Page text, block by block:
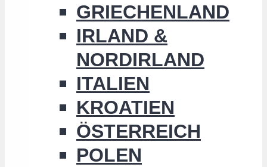
GRIECHENLAND
IRLAND &
NORDIRLAND
ITALIEN
KROATIEN
ÖSTERREICH
POLEN